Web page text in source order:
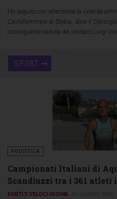
Ho seguito con attenzione la vicenda
Castellammare di Stabia, dove il
conseguente caduta del sindaco Luigi
SPORT
PODISTICA
Campionati Italiani di
Scandiuzzi tra i 361 atleti
FORTI E VELOCI ISCHIA